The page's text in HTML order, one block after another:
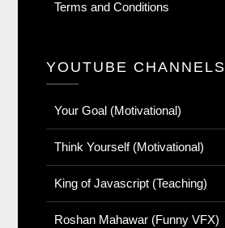
Terms and Conditions
YOUTUBE CHANNELS
Your Goal (Motivational)
Think Yourself (Motivational)
King of Javascript (Teaching)
Roshan Mahawar (Funny VFX)